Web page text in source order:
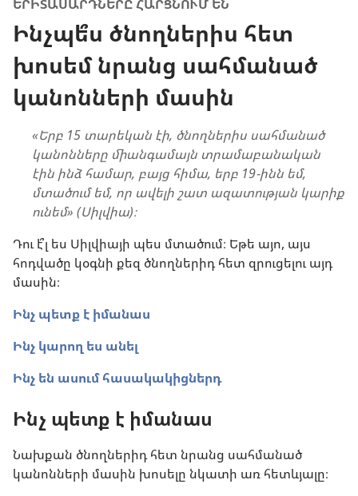
ԵՐԻՏԱՍԱՐԴՆԵՐԸ ՀԱՐՑՆՈՒՄ ԵՆ
Ինչպե՞ս ծնողներիս հետ
խոսեմ նրանց սահմանած
կանոնների մասին
«Երբ 15 տարեկան էի, ծնողներիս սահմանած
կանոնները միանգամայն տրամաբանական
էին ինձ համար, բայց հիմա, երբ 19-ինն եմ,
մտածում եմ, որ ավելի շատ ազատության կարիք
ունեմ» (Սիլվիա)։
Դու է՞լ ես Սիլվիայի պես մտածում։ Եթե այո, այս
հոդվածը կօգնի քեզ ծնողներիդ հետ զրուցելու այդ
մասին։
Ինչ պետք է իմանաս
Ինչ կարող ես անել
Ինչ են ասում հասակակիցներդ
Ինչ պետք է իմանաս
Նախքան ծնողներիդ հետ նրանց սահմանած
կանոնների մասին խոսելը նկատի առ հետևյալը։